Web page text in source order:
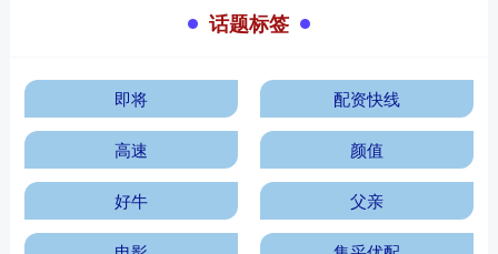
话题标签
即将 配资快线
高速 颜值
好牛 父亲